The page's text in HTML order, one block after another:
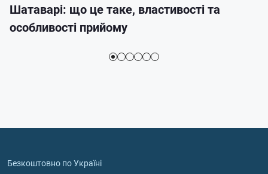
Шатаварі: що це таке, властивості та
особливості прийому
Безкоштовно по Україні